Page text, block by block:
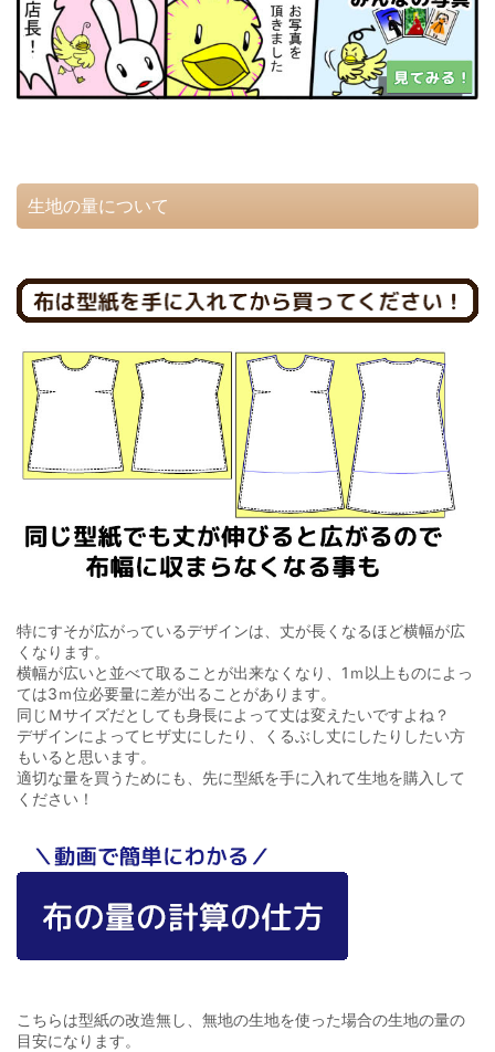
生地の量について
特にすそが広がっているデザインは、丈が長くなるほど横幅が広
くなります。
横幅が広いと並べて取ることが出来なくなり、1ｍ以上ものによっ
ては3ｍ位必要量に差が出ることがあります。
同じＭサイズだとしても身長によって丈は変えたいですよね？
デザインによってヒザ丈にしたり、くるぶし丈にしたりしたい方
もいると思います。
適切な量を買うためにも、先に型紙を手に入れて生地を購入して
ください！
こちらは型紙の改造無し、無地の生地を使った場合の生地の量の
目安になります。